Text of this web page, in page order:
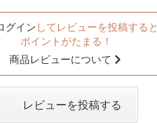
グイン してレビューを投稿すると
ポイントがたまる！
商品レビューについて
レビューを投稿する